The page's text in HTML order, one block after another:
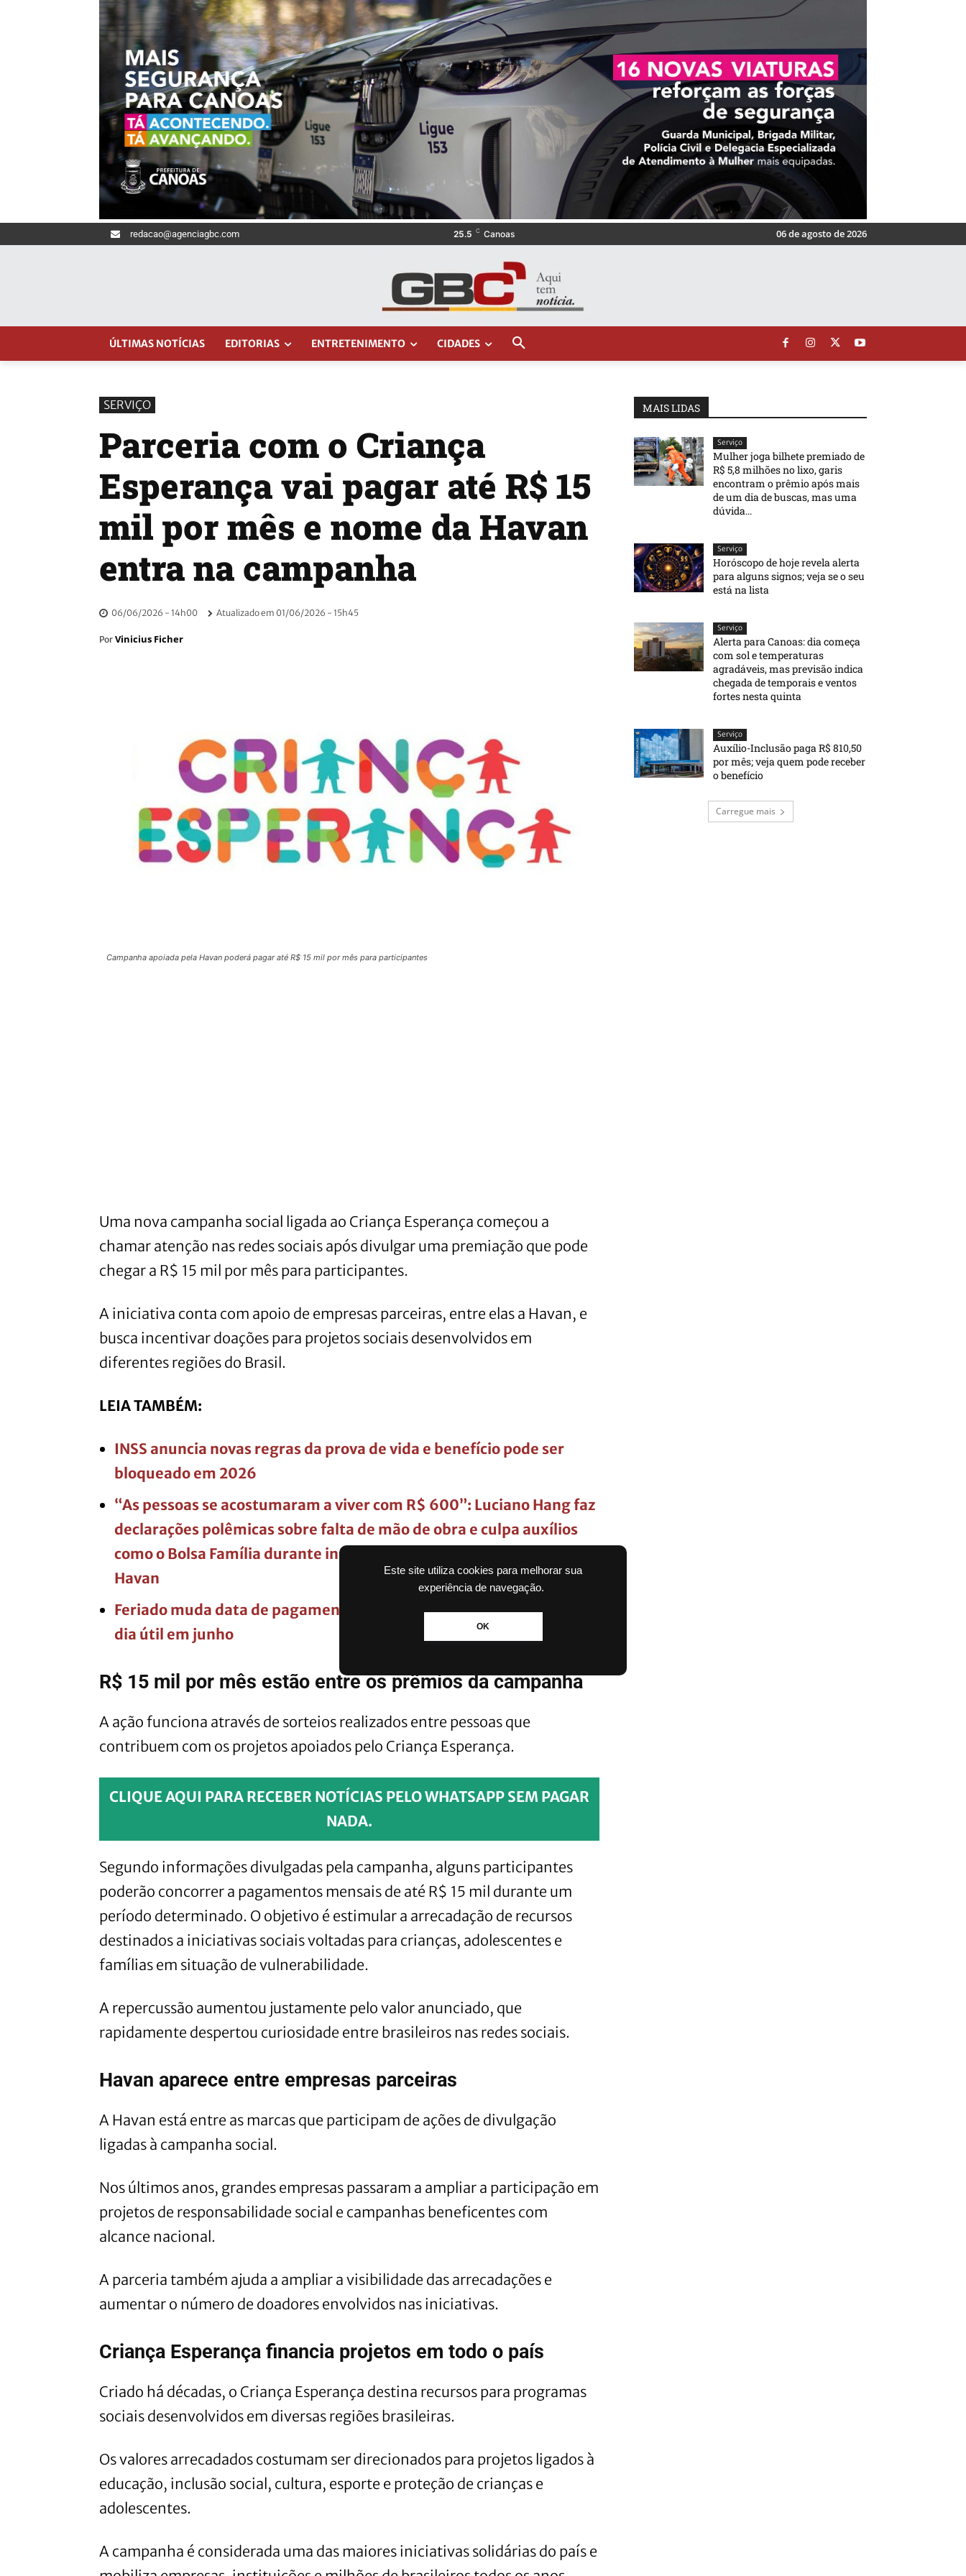
Este site utiliza cookies para melhorar sua
experiência de navegação.
OK
redacao@agenciagbc.com 25.5 C Canoas 06 de agosto de 2026
ÚLTIMAS NOTÍCIAS EDITORIAS ENTRETENIMENTO CIDADES
SERVIÇO
Parceria com o Criança
Esperança vai pagar até R$ 15
mil por mês e nome da Havan
entra na campanha
06/06/2026 - 14h00 Atualizado em 01/06/2026 - 15h45
Por Vinicius Ficher
Campanha apoiada pela Havan poderá pagar até R$ 15 mil por mês para participantes
Uma nova campanha social ligada ao Criança Esperança começou a
chamar atenção nas redes sociais após divulgar uma premiação que pode
chegar a R$ 15 mil por mês para participantes.
A iniciativa conta com apoio de empresas parceiras, entre elas a Havan, e
busca incentivar doações para projetos sociais desenvolvidos em
diferentes regiões do Brasil.
LEIA TAMBÉM:
INSS anuncia novas regras da prova de vida e benefício pode ser
bloqueado em 2026
“As pessoas se acostumaram a viver com R$ 600”: Luciano Hang faz
declarações polêmicas sobre falta de mão de obra e culpa auxílios
como o Bolsa Família durante inauguração de nova megaloja da
Havan
Feriado muda data de pagamento do salário; Saiba quando será o 5º
dia útil em junho
R$ 15 mil por mês estão entre os prêmios da campanha
A ação funciona através de sorteios realizados entre pessoas que
contribuem com os projetos apoiados pelo Criança Esperança.
CLIQUE AQUI PARA RECEBER NOTÍCIAS PELO WHATSAPP SEM PAGAR
NADA.
Segundo informações divulgadas pela campanha, alguns participantes
poderão concorrer a pagamentos mensais de até R$ 15 mil durante um
período determinado. O objetivo é estimular a arrecadação de recursos
destinados a iniciativas sociais voltadas para crianças, adolescentes e
famílias em situação de vulnerabilidade.
A repercussão aumentou justamente pelo valor anunciado, que
rapidamente despertou curiosidade entre brasileiros nas redes sociais.
Havan aparece entre empresas parceiras
A Havan está entre as marcas que participam de ações de divulgação
ligadas à campanha social.
Nos últimos anos, grandes empresas passaram a ampliar a participação em
projetos de responsabilidade social e campanhas beneficentes com
alcance nacional.
A parceria também ajuda a ampliar a visibilidade das arrecadações e
aumentar o número de doadores envolvidos nas iniciativas.
Criança Esperança financia projetos em todo o país
Criado há décadas, o Criança Esperança destina recursos para programas
sociais desenvolvidos em diversas regiões brasileiras.
Os valores arrecadados costumam ser direcionados para projetos ligados à
educação, inclusão social, cultura, esporte e proteção de crianças e
adolescentes.
A campanha é considerada uma das maiores iniciativas solidárias do país e
MAIS LIDAS
Serviço
Mulher joga bilhete premiado de
R$ 5,8 milhões no lixo, garis
encontram o prêmio após mais
de um dia de buscas, mas uma
dúvida...
Serviço
Horóscopo de hoje revela alerta
para alguns signos; veja se o seu
está na lista
Serviço
Alerta para Canoas: dia começa
com sol e temperaturas
agradáveis, mas previsão indica
chegada de temporais e ventos
fortes nesta quinta
Serviço
Auxílio-Inclusão paga R$ 810,50
por mês; veja quem pode receber
o benefício
Carregue mais